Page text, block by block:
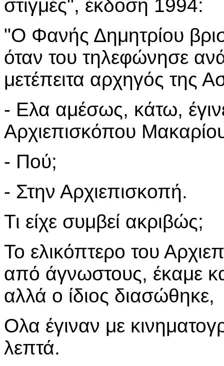
στιγμές", έκδοση 1994:
"Ο Φανής Δημητρίου
όταν του τηλεφώνησε
μετέπειτα αρχηγός της
- Ελα αμέσως, κάτω,
Αρχιεπισκόπου
- Πού;
- Στην Αρχιεπισκοπή.
Τι είχε συμβεί ακριβώς;
Το ελικόπτερο του
από άγνωστους, έκαμε
αλλά ο ίδιος διασώθηκε,
Ολα έγιναν με
λεπτά.